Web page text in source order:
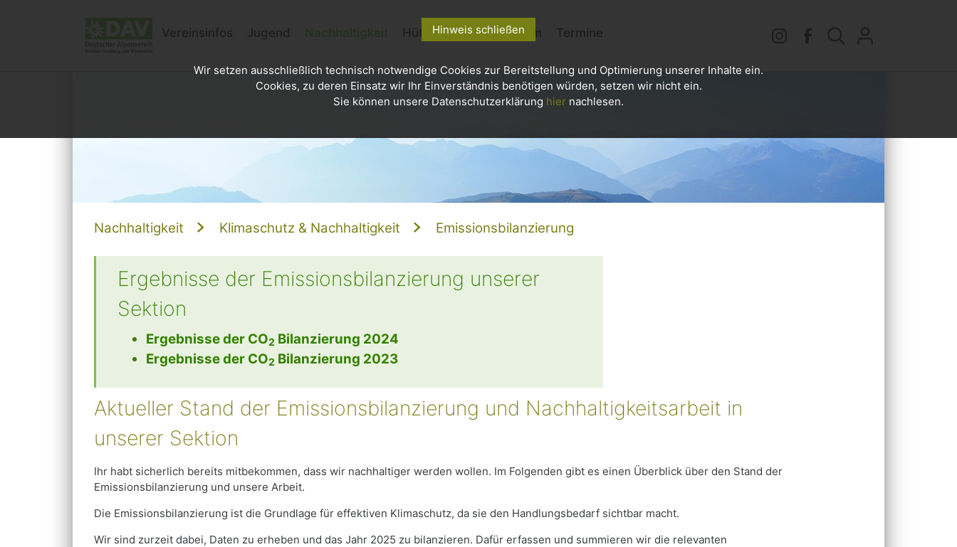
Vereinsinfos Jugend Hütten Kletterzentrum Termine
Nachhaltigkeit Klimaschutz & Nachhaltigkeit Emissionsbilanzierung
Ergebnisse der Emissionsbilanzierung unserer
Sektion
Ergebnisse der CO2 Bilanzierung 2024
Ergebnisse der CO2 Bilanzierung 2023
Aktueller Stand der Emissionsbilanzierung und Nachhaltigkeitsarbeit in
unserer Sektion
Ihr habt sicherlich bereits mitbekommen, dass wir nachhaltiger werden wollen. Im Folgenden gibt es einen Überblick über den Stand der
Emissionsbilanzierung und unsere Arbeit.
Die Emissionsbilanzierung ist die Grundlage für effektiven Klimaschutz, da sie den Handlungsbedarf sichtbar macht.
Wir sind zurzeit dabei, Daten zu erheben und das Jahr 2025 zu bilanzieren. Dafür erfassen und summieren wir die relevanten
Hinweis schließen
Wir setzen ausschließlich technisch notwendige Cookies zur Bereitstellung und Optimierung unserer Inhalte ein.
Cookies, zu deren Einsatz wir Ihr Einverständnis benötigen würden, setzen wir nicht ein.
Sie können unsere Datenschutzerklärung hier nachlesen.